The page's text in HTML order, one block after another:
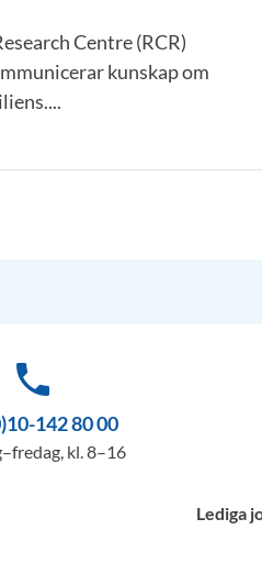
Centre (RCR)
kunskap om
phone
142 80 00
kl. 8–16
Lediga